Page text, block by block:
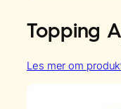
Topping
Les mer om